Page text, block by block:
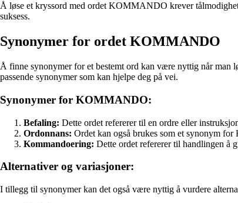
Å løse et kryssord med ordet KOMMANDO krever
suksess.
Synonymer for ordet KOMMANDO
Å finne synonymer for et bestemt ord kan være nyttig når man
passende synonymer som kan hjelpe deg på vei.
Synonymer for KOMMANDO:
Befaling: Dette ordet refererer til en ordre eller
Ordonnans: Ordet kan også brukes som et synonym
Kommandoering: Dette ordet refererer til handlingen å
Alternativer og variasjoner:
I tillegg til synonymer kan det også være nyttig å vurdere